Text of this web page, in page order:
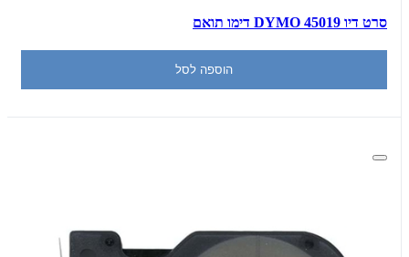
סרט דיו DYMO 45019 דימו תואם
הוספה לסל